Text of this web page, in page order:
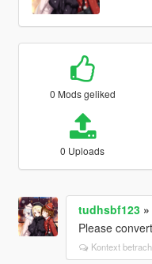
0 Mods geliked
0 Uploads
tudhsbf123»
Please
Kontext